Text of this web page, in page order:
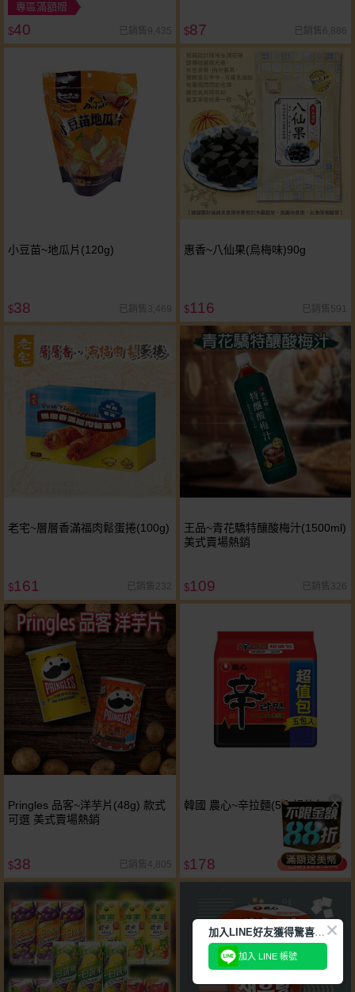
專區滿額贈
$40 已銷售9,435 $87 已銷售6,886
小豆苗~地瓜片(120g)
$38 已銷售3,469
惠香~八仙果(烏梅味)90g
$116 已銷售591
老宅~層層香滿福肉鬆蛋捲(100g)
$161 已銷售232
王品~青花驕特釀酸梅汁(1500ml)
美式賣場熱銷
$109 已銷售326
Pringles 品客~洋芋片(48g) 款式
可選 美式賣場熱銷
$38 已銷售4,805
韓國 農心~辛拉麵(5入超值包)
$178 已銷售1.1萬
加
入LINE好友獲得驚喜折扣!
加入 LINE 帳號